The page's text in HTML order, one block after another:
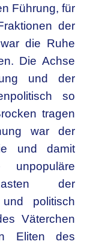
Führung, für
der
die Ruhe
Die Achse
und der
so
tragen
war der
und damit
der
und politisch
Väterchen
Eliten des